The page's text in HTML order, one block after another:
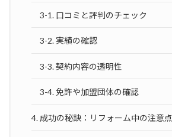
3-1. 口コミと評判のチェック
3-2. 実績の確認
3-3. 契約内容の透明性
3-4. 免許や加盟団体の確認
4. 成功の秘訣：リフォーム中の注意点